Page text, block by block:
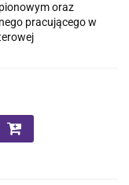
oraz
pracującego w